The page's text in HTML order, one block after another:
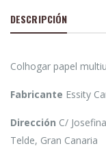
DESCRIPCIÓN
Colhogar papel
Fabricante Essity
Dirección C/
Telde, Gran Canaria